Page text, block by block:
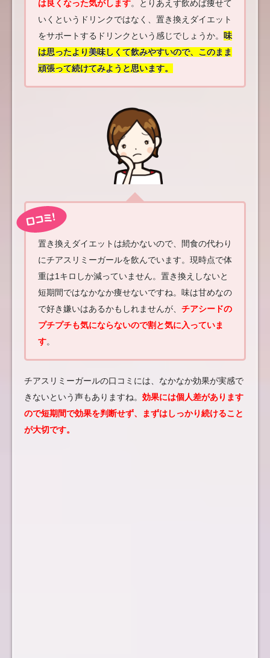
は良くなった気がします。とりあえず飲めば痩せて
いくというドリンクではなく、置き換えダイエット
をサポートするドリンクという感じでしょうか。 味
は思ったより美味しくて飲みやすいので、このまま
頑張って続けてみようと思います。
置き換えダイエットは続かないので、間食の代わり
にチアスリミーガールを飲んでいます。現時点で体
重は1キロしか減っていません。置き換えしないと
短期間ではなかなか痩せないですね。味は甘めなの
で好き嫌いはあるかもしれませんが、 チアシードの
プチプチも気にならないので割と気に入っていま
す。
チアスリミーガールの口コミには、なかなか効果が実感で
きないという声もありますね。 効果には個人差があります
ので短期間で効果を判断せず、まずはしっかり続けること
が大切です。